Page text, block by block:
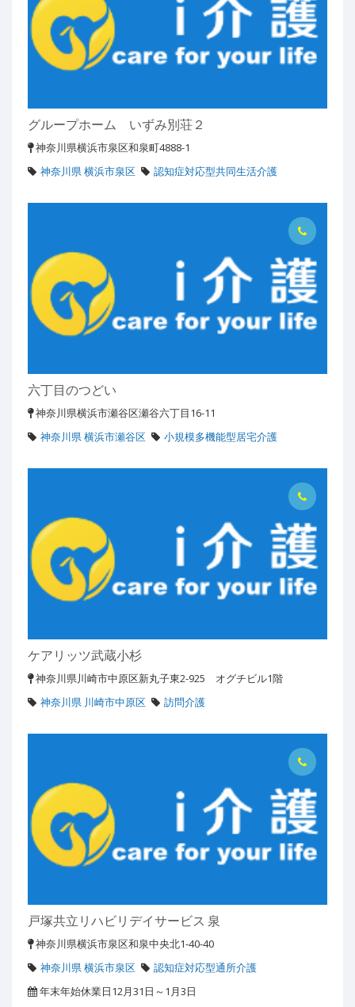
グループホーム いずみ別荘２
神奈川県横浜市泉区和泉町4888-1
神奈川県 横浜市泉区
認知症対応型共同生活介護
六丁目のつどい
神奈川県横浜市瀬谷区瀬谷六丁目16-11
神奈川県 横浜市瀬谷区
小規模多機能型居宅介護
ケアリッツ武蔵小杉
神奈川県川崎市中原区新丸子東2-925 オグチビル1階
神奈川県 川崎市中原区
訪問介護
戸塚共立リハビリデイサービス 泉
神奈川県横浜市泉区和泉中央北1-40-40
神奈川県 横浜市泉区
認知症対応型通所介護
年末年始休業日12月31日～1月3日